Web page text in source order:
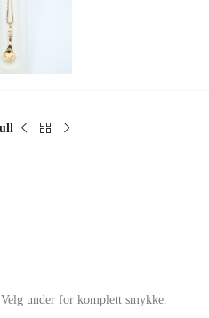
under for komplett smykke.